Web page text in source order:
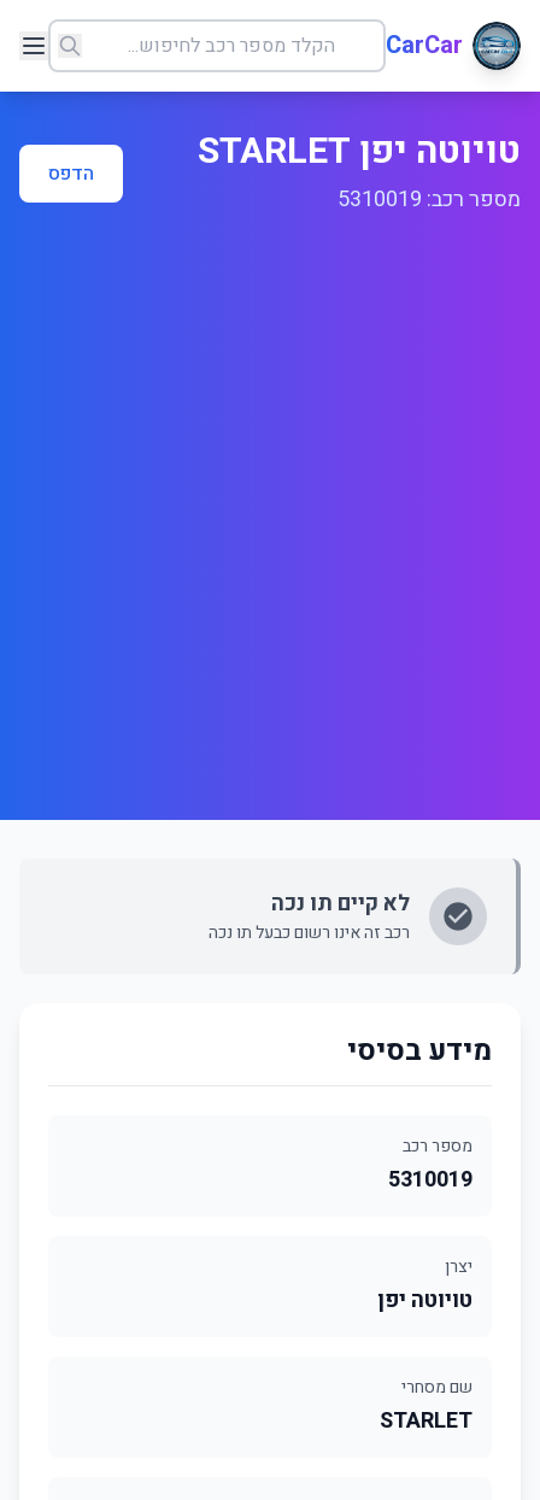
CarCar
טויוטה יפן STARLET
מספר רכב: 5310019
הדפס
לא קיים תו נכה
רכב זה אינו רשום כבעל תו נכה
מידע בסיסי
מספר רכב
5310019
יצרן
טויוטה יפן
שם מסחרי
STARLET